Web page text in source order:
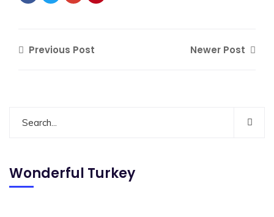
Previous Post Newer Post
Wonderful Turkey